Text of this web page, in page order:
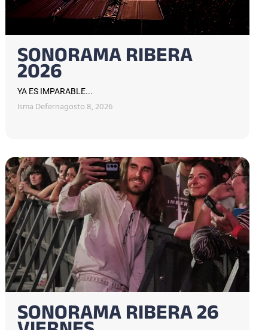
SONORAMA RIBERA
2026
YA ES IMPARABLE...
Isma Defernagosto 8, 2026
SONORAMA RIBERA 26